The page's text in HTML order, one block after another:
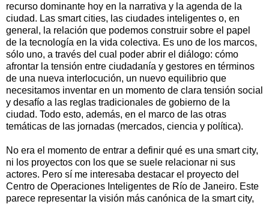
recurso dominante hoy en la narrativa y la agenda de la
ciudad. Las smart cities, las ciudades inteligentes o, en
general, la relación que podemos construir sobre el papel
de la tecnología en la vida colectiva. Es uno de los marcos,
sólo uno, a través del cual poder abrir el diálogo: cómo
afrontar la tensión entre ciudadanía y gestores en términos
de una nueva interlocución, un nuevo equilibrio que
necesitamos inventar en un momento de clara tensión social
y desafío a las reglas tradicionales de gobierno de la
ciudad. Todo esto, además, en el marco de las otras
temáticas de las jornadas (mercados, ciencia y política).
No era el momento de entrar a definir qué es una smart city,
ni los proyectos con los que se suele relacionar ni sus
actores. Pero sí me interesaba destacar el proyecto del
Centro de Operaciones Inteligentes de Río de Janeiro. Este
parece representar la visión más canónica de la smart city,